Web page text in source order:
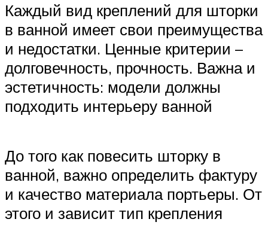
Каждый вид креплений для шторки
в ванной имеет свои преимущества
и недостатки. Ценные критерии –
долговечность, прочность. Важна и
эстетичность: модели должны
подходить интерьеру ванной
До того как повесить шторку в
ванной, важно определить фактуру
и качество материала портьеры. От
этого и зависит тип крепления